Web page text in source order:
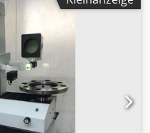
Dcedpfjqzgw Asx
Maus,